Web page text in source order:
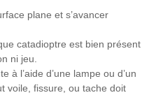
plane et s’avancer
catadioptre est bien présent
ni jeu.
à l’aide d’une lampe ou d’un
voile, fissure, ou tache doit